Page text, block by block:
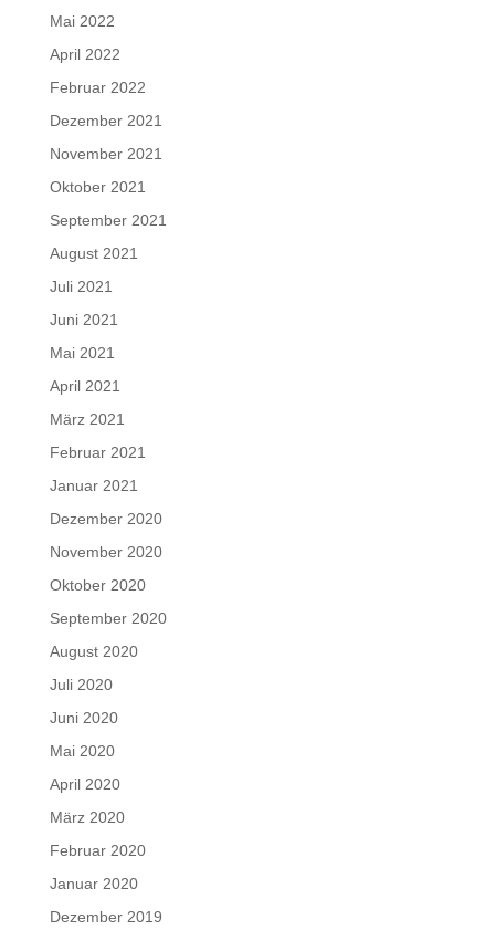
Mai 2022
April 2022
Februar 2022
Dezember 2021
November 2021
Oktober 2021
September 2021
August 2021
Juli 2021
Juni 2021
Mai 2021
April 2021
März 2021
Februar 2021
Januar 2021
Dezember 2020
November 2020
Oktober 2020
September 2020
August 2020
Juli 2020
Juni 2020
Mai 2020
April 2020
März 2020
Februar 2020
Januar 2020
Dezember 2019